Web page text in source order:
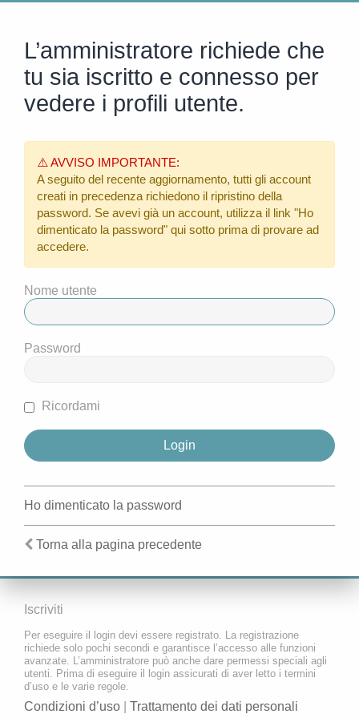
L’amministratore richiede che
tu sia iscritto e connesso per
vedere i profili utente.
⚠️ AVVISO IMPORTANTE:
A seguito del recente aggiornamento, tutti gli account
creati in precedenza richiedono il ripristino della
password. Se avevi già un account, utilizza il link "Ho
dimenticato la password" qui sotto prima di provare ad
accedere.
Nome utente
Password
Ricordami
Ho dimenticato la password
Torna alla pagina precedente
Iscriviti
Per eseguire il login devi essere registrato. La registrazione
richiede solo pochi secondi e garantisce l’accesso alle funzioni
avanzate. L’amministratore può anche dare permessi speciali agli
utenti. Prima di eseguire il login assicurati di aver letto i termini
d’uso e le varie regole.
Condizioni d’uso Trattamento dei dati personali